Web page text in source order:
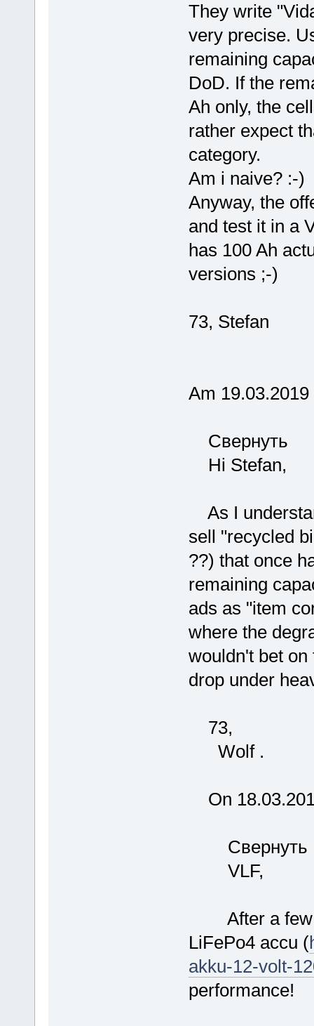
They write
very precise.
remaining
DoD. If the
Ah only, the
rather expect
category.
Am i naive? :-)
Anyway, the
and test it in a
has 100 Ah
versions ;-)
73, Stefan
Am
Свернуть
Hi Stefan,
As I
sell "recycled
??) that once
remaining
ads as "item
where the
wouldn't bet
drop under
73,
Wolf .
On
Свернуть
VLF,
After a few
LiFePo4 accu (
akku-12-volt-
performance!